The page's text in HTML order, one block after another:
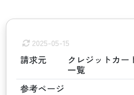
2025-05-15
請求元
クレジットカー
一覧
参考ページ